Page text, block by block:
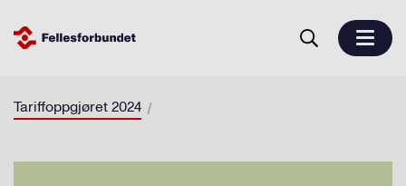
Tariffoppgjøret 2024